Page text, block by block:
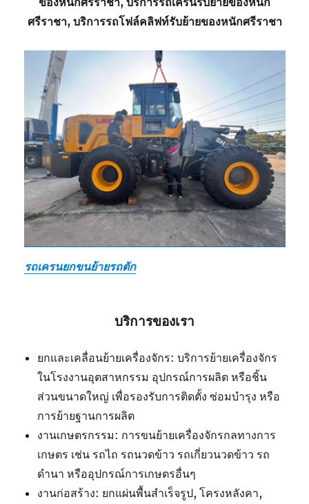
ศรีราชา, บริการรถโฟล์คลิฟท์รับย้ายของหนักศรีราชา
รถเครนยกขนย้ายรถตัก
บริการของเรา
ยกและเคลื่อนย้ายเครื่องจักร: บริการย้ายเครื่องจักร
ในโรงงานอุตสาหกรรม อุปกรณ์การผลิต หรือชิ้น
ส่วนขนาดใหญ่ เพื่อรองรับการติดตั้ง ซ่อมบำรุง หรือ
การย้ายฐานการผลิต
งานเกษตรกรรม: การขนย้ายเครื่องจักรกลทางการ
เกษตร เช่น รถไถ รถนวดข้าว รถเกี่ยวนวดข้าว รถ
ดำนา หรืออุปกรณ์การเกษตรอื่นๆ
งานก่อสร้าง: ยกแผ่นพื้นสำเร็จรูป, โครงหลังคา,